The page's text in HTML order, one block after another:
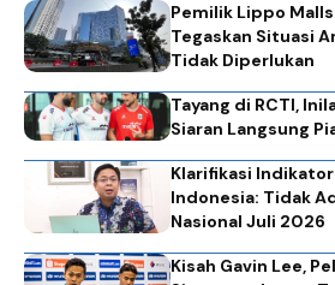
Pemilik Lippo
Tegaskan Situasi
Tidak Diperlukan
Tayang di RCTI,
Siaran Langsung
Klarifikasi
Indonesia: Tidak
Nasional Juli 2026
Kisah Gavin Lee,